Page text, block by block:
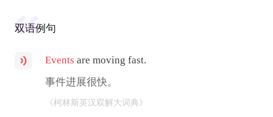
双语例句
Events are moving fast.
事件进展很快。
《柯林斯英汉双解大词典》